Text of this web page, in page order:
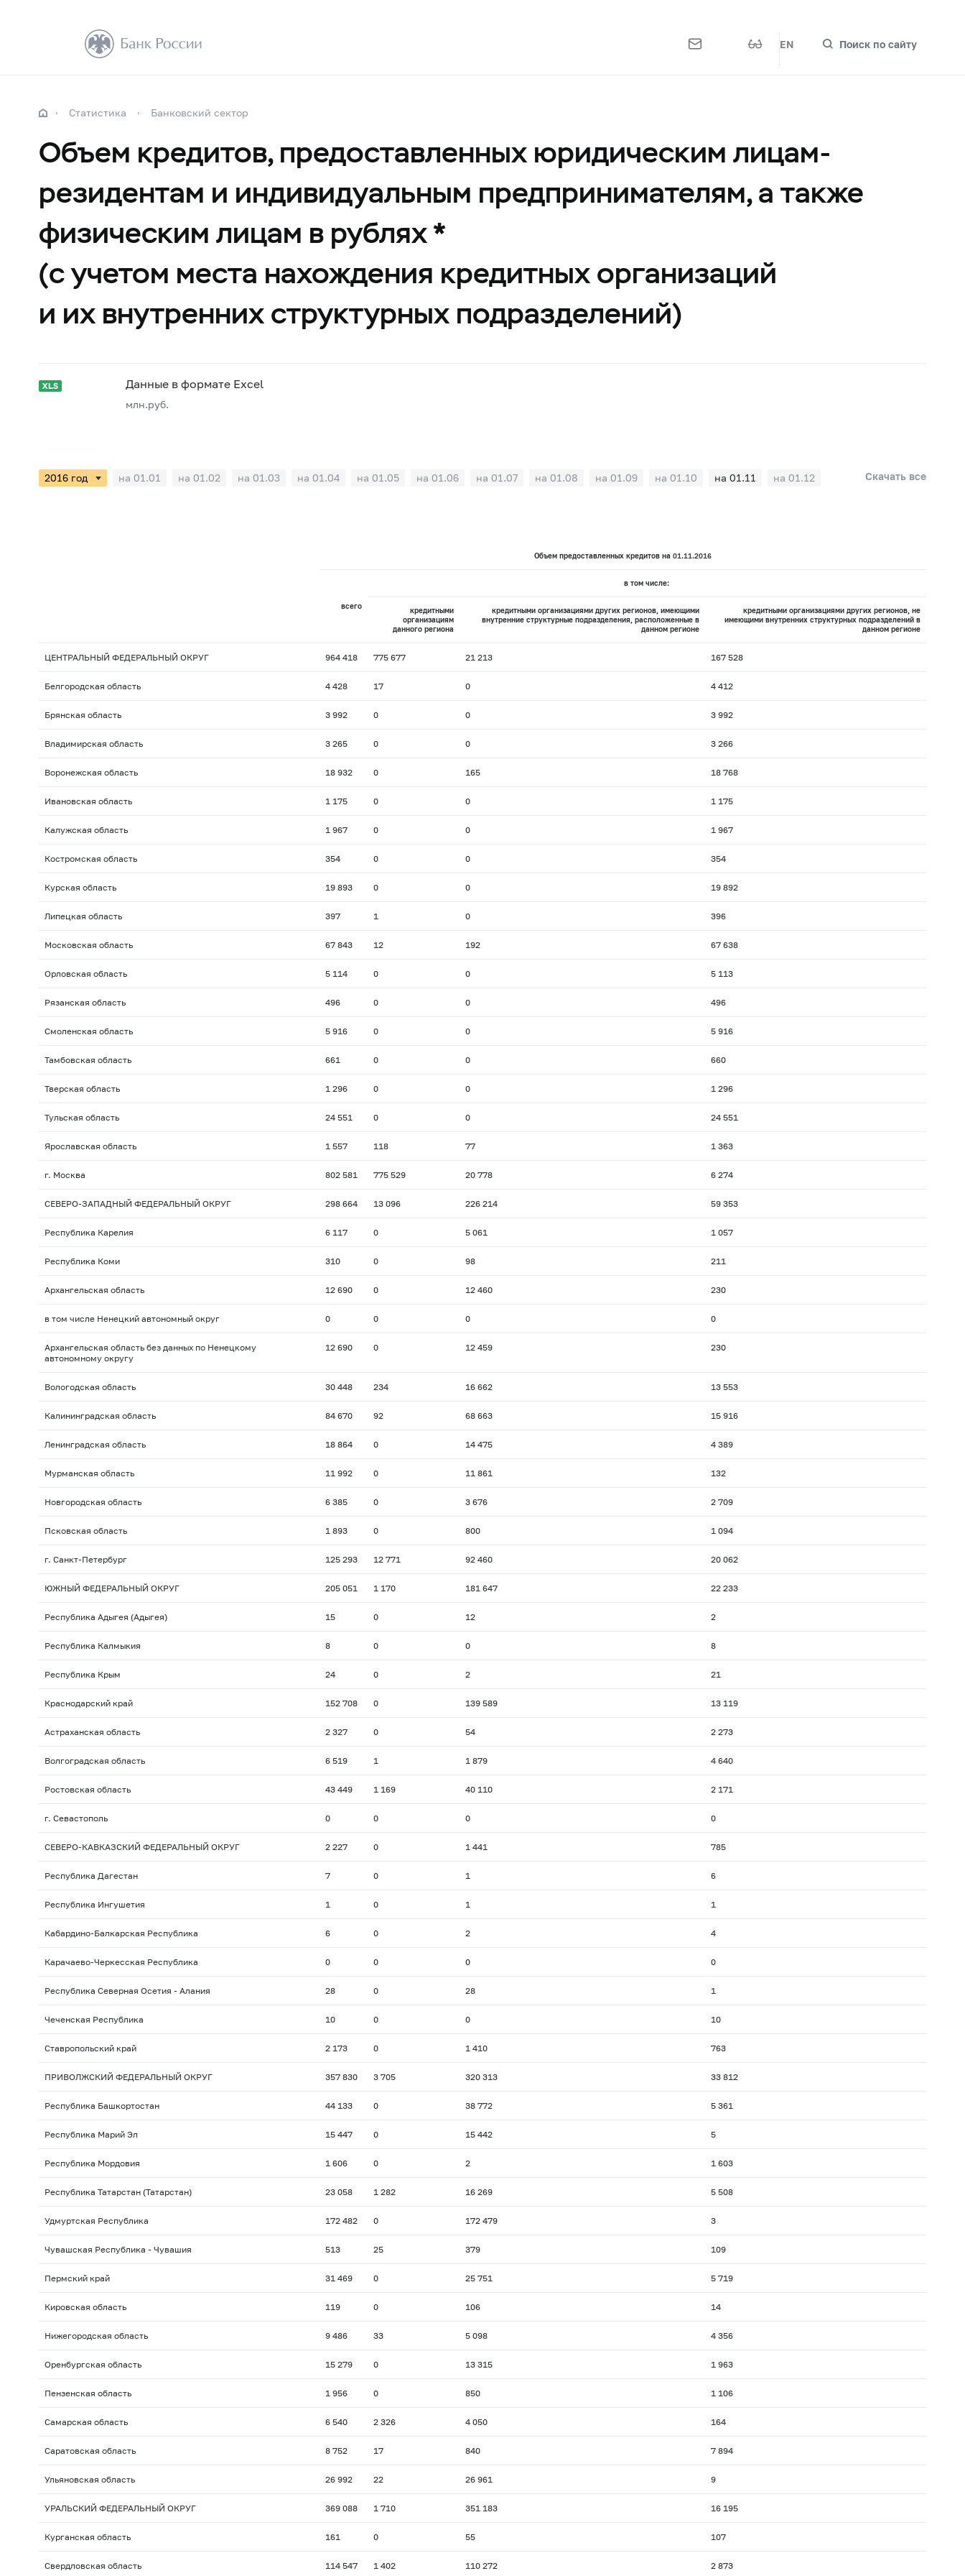
EN Поиск по сайту
Статистика Банковский сектор
Объем кредитов, предоставленных юридическим лицам-
резидентам и индивидуальным предпринимателям, а также
физическим лицам в рублях *
(с учетом места нахождения кредитных организаций
и их внутренних структурных подразделений)
Данные в формате Excel
млн.руб.
на 01.01 на 01.02 на 01.03 на 01.04 на 01.05 на 01.06 на 01.07 на 01.08 на 01.09 на 01.10 на 01.11 на 01.12 Скачать все
Объем предоставленных кредитов на 01.11.2016
всего
в том числе:
кредитными
организациям
данного региона
кредитными организациями других регионов, имеющими
внутренние структурные подразделения, расположенные в
данном регионе
кредитными организациями других регионов, не
имеющими внутренних структурных подразделений в
данном регионе
ЦЕНТРАЛЬНЫЙ ФЕДЕРАЛЬНЫЙ ОКРУГ 964 418 775 677 21 213 167 528
Белгородская область 4 428 17 0 4 412
Брянская область 3 992 0 0 3 992
Владимирская область 3 265 0 0 3 266
Воронежская область 18 932 0 165 18 768
Ивановская область 1 175 0 0 1 175
Калужская область 1 967 0 0 1 967
Костромская область 354 0 0 354
Курская область 19 893 0 0 19 892
Липецкая область 397 1 0 396
Московская область 67 843 12 192 67 638
Орловская область 5 114 0 0 5 113
Рязанская область 496 0 0 496
Смоленская область 5 916 0 0 5 916
Тамбовская область 661 0 0 660
Тверская область 1 296 0 0 1 296
Тульская область 24 551 0 0 24 551
Ярославская область 1 557 118 77 1 363
г. Москва 802 581 775 529 20 778 6 274
СЕВЕРО-ЗАПАДНЫЙ ФЕДЕРАЛЬНЫЙ ОКРУГ 298 664 13 096 226 214 59 353
Республика Карелия 6 117 0 5 061 1 057
Республика Коми 310 0 98 211
Архангельская область 12 690 0 12 460 230
в том числе Ненецкий автономный округ 0 0 0 0
Архангельская область без данных по Ненецкому
автономному округу
12 690 0 12 459 230
Вологодская область 30 448 234 16 662 13 553
Калининградская область 84 670 92 68 663 15 916
Ленинградская область 18 864 0 14 475 4 389
Мурманская область 11 992 0 11 861 132
Новгородская область 6 385 0 3 676 2 709
Псковская область 1 893 0 800 1 094
г. Санкт-Петербург 125 293 12 771 92 460 20 062
ЮЖНЫЙ ФЕДЕРАЛЬНЫЙ ОКРУГ 205 051 1 170 181 647 22 233
Республика Адыгея (Адыгея) 15 0 12 2
Республика Калмыкия 8 0 0 8
Республика Крым 24 0 2 21
Краснодарский край 152 708 0 139 589 13 119
Астраханская область 2 327 0 54 2 273
Волгоградская область 6 519 1 1 879 4 640
Ростовская область 43 449 1 169 40 110 2 171
г. Севастополь 0 0 0 0
СЕВЕРО-КАВКАЗСКИЙ ФЕДЕРАЛЬНЫЙ ОКРУГ 2 227 0 1 441 785
Республика Дагестан 7 0 1 6
Республика Ингушетия 1 0 1 1
Кабардино-Балкарская Республика 6 0 2 4
Карачаево-Черкесская Республика 0 0 0 0
Республика Северная Осетия - Алания 28 0 28 1
Чеченская Республика 10 0 0 10
Ставропольский край 2 173 0 1 410 763
ПРИВОЛЖСКИЙ ФЕДЕРАЛЬНЫЙ ОКРУГ 357 830 3 705 320 313 33 812
Республика Башкортостан 44 133 0 38 772 5 361
Республика Марий Эл 15 447 0 15 442 5
Республика Мордовия 1 606 0 2 1 603
Республика Татарстан (Татарстан) 23 058 1 282 16 269 5 508
Удмуртская Республика 172 482 0 172 479 3
Чувашская Республика - Чувашия 513 25 379 109
Пермский край 31 469 0 25 751 5 719
Кировская область 119 0 106 14
Нижегородская область 9 486 33 5 098 4 356
Оренбургская область 15 279 0 13 315 1 963
Пензенская область 1 956 0 850 1 106
Самарская область 6 540 2 326 4 050 164
Саратовская область 8 752 17 840 7 894
Ульяновская область 26 992 22 26 961 9
УРАЛЬСКИЙ ФЕДЕРАЛЬНЫЙ ОКРУГ 369 088 1 710 351 183 16 195
Курганская область 161 0 55 107
Свердловская область 114 547 1 402 110 272 2 873